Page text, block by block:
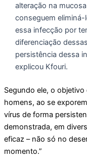
alteração na
conseguem
essa infecção por
diferenciação
persistência dessa
explicou Kfouri.
Segundo ele, o
homens, ao se
vírus de forma
demonstrada, em
eficaz – não só no
momento.”